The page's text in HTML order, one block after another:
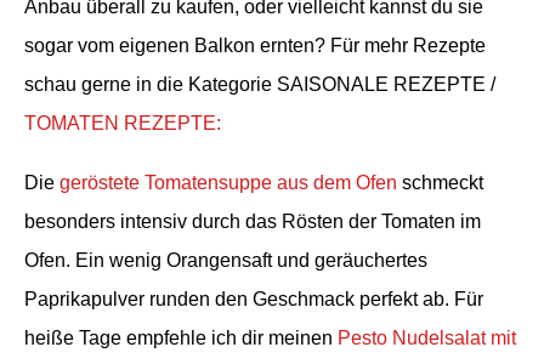
Anbau überall zu kaufen, oder vielleicht kannst du sie
sogar vom eigenen Balkon ernten? Für mehr Rezepte
schau gerne in die Kategorie SAISONALE REZEPTE /
TOMATEN REZEPTE:
Die geröstete Tomatensuppe aus dem Ofen schmeckt
besonders intensiv durch das Rösten der Tomaten im
Ofen. Ein wenig Orangensaft und geräuchertes
Paprikapulver runden den Geschmack perfekt ab. Für
heiße Tage empfehle ich dir meinen Pesto Nudelsalat mit